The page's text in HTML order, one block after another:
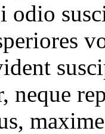
odio
neque